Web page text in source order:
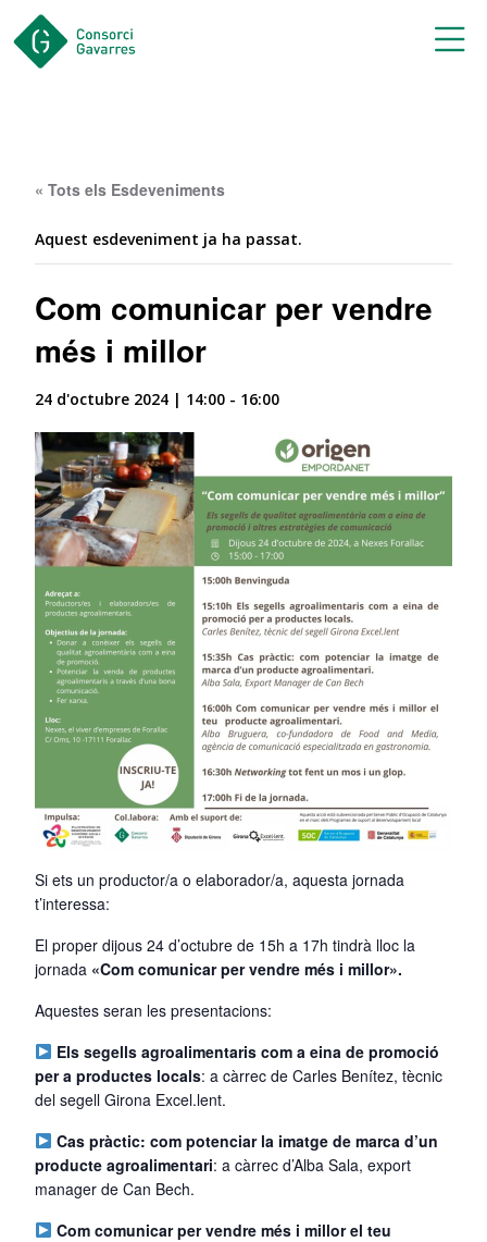
« Tots els Esdeveniments
Aquest esdeveniment ja ha passat.
Com comunicar per vendre
més i millor
24 d'octubre 2024 | 14:00 - 16:00
Si ets un productor/a o elaborador/a, aquesta jornada
t’interessa:
El proper dijous 24 d’octubre de 15h a 17h tindrà lloc la
jornada «Com comunicar per vendre més i millor».
Aquestes seran les presentacions:
Els segells agroalimentaris com a eina de promoció
per a productes locals: a càrrec de Carles Benítez, tècnic
del segell Girona Excel.lent.
Cas pràctic: com potenciar la imatge de marca d’un
producte agroalimentari: a càrrec d’Alba Sala, export
manager de Can Bech.
Com comunicar per vendre més i millor el teu